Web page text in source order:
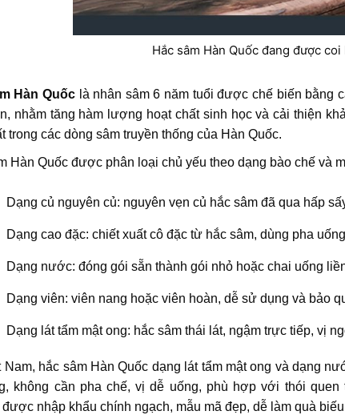
Hắc sâm Hàn Quốc đang được
Hàn Quốclà nhân sâm 6 năm tuổi được chế biến bằng
nhằm tăng hàm lượng hoạt chất sinh học và cải thiện
trong các dòng sâm truyền thống của Hàn Quốc.
Hàn Quốc được phân loại chủ yếu theo dạng bào chế và
Dạng củ nguyên củ: nguyên vẹn củ hắc sâm đã qua hấp
Dạng cao đặc: chiết xuất cô đặc từ hắc sâm, dùng pha
Dạng nước: đóng gói sẵn thành gói nhỏ hoặc chai uống
Dạng viên: viên nang hoặc viên hoàn, dễ sử dụng và bảo
Dạng lát tẩm mật ong: hắc sâm thái lát, ngậm trực tiếp, vị
Nam, hắc sâm Hàn Quốc dạng lát tẩm mật ong và dạng
không cần pha chế, vị dễ uống, phù hợp với thói
nhập khẩu chính ngạch, mẫu mã đẹp, dễ làm quà